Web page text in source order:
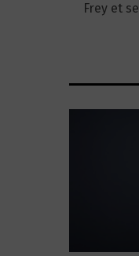
Frey et